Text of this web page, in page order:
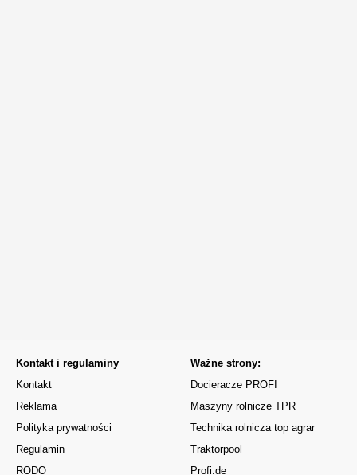
Kontakt i regulaminy
Kontakt
Reklama
Polityka prywatności
Regulamin
RODO
Ważne strony:
Docieracze PROFI
Maszyny rolnicze TPR
Technika rolnicza top agrar
Traktorpool
Profi.de